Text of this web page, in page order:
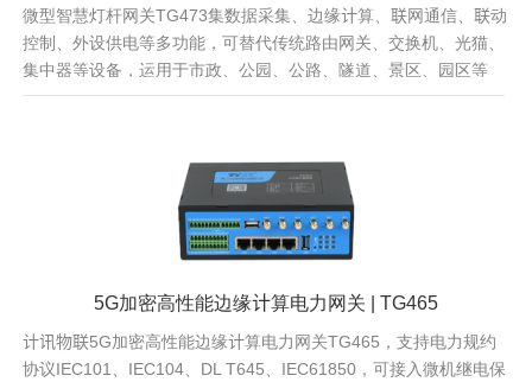
微型智慧灯杆网关TG473集数据采集、边缘计算、联网通信、联动
控制、外设供电等多功能，可替代传统路由网关、交换机、光猫、
集中器等设备，运用于市政、公园、公路、隧道、景区、园区等
5G加密高性能边缘计算电力网关 | TG465
计讯物联5G加密高性能边缘计算电力网关TG465，支持电力规约
协议IEC101、IEC104、DL T645、IEC61850，可接入微机继电保